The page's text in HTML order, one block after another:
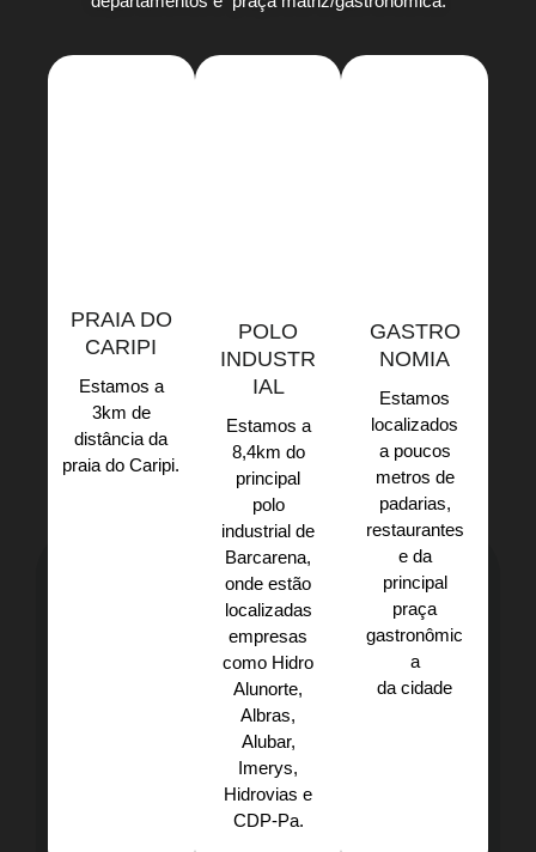
PRAIA DO
CARIPI
Estamos a
3km de
distância da
praia do Caripi.​
POLO
INDUSTR
IAL
Estamos a
8,4km do
principal
polo
industrial de
Barcarena,
onde estão
localizadas
empresas
como Hidro
Alunorte,
Albras,
Alubar,
Imerys,
Hidrovias e
CDP-Pa.​
GASTRO
NOMIA
Estamos
localizados
a poucos
metros de
padarias,
restaurantes
e da
principal
praça
gastronômic
a
da cidade